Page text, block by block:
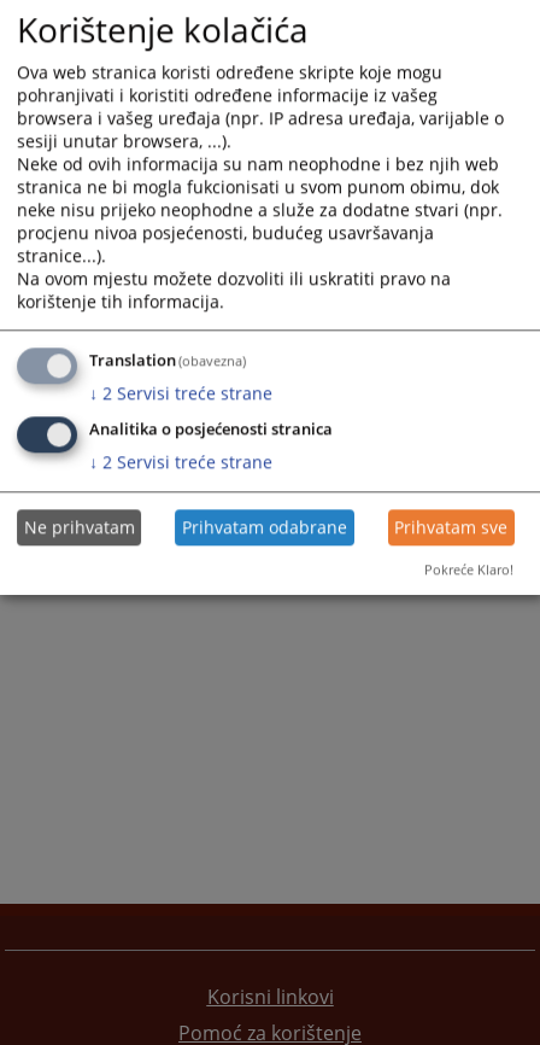
09 0 U 024776 19 Uvp
04 0 U 010566 19 Uvp
09 0 U 030483 21 Uvp
09 0 U 030541 21 Uvp
07 0 U 017810 21 Uvp
03 0 U 020690 21 Uvp
09 0 U 026484 23 Uvp 2- Vraćanje u posjed stana (ateljea)
Prikazana vijest je na: Bosanski jezik
495PREGLEDA
Korisni linkovi
Pomoć za korištenje
Korištenje kolačića
Ova web stranica koristi određene skripte koje mogu
pohranjivati i koristiti određene informacije iz vašeg
browsera i vašeg uređaja (npr. IP adresa uređaja, varijable o
sesiji unutar browsera, ...).
Neke od ovih informacija su nam neophodne i bez njih web
stranica ne bi mogla fukcionisati u svom punom obimu, dok
neke nisu prijeko neophodne a služe za dodatne stvari (npr.
procjenu nivoa posjećenosti, budućeg usavršavanja
stranice...).
Na ovom mjestu možete dozvoliti ili uskratiti pravo na
korištenje tih informacija.
Translation(obavezna)
↓ 2 Servisi treće strane
Analitika o posjećenosti stranica
↓ 2 Servisi treće strane
Ne prihvatam Prihvatam odabrane Prihvatam sve
Pokreće Klaro!